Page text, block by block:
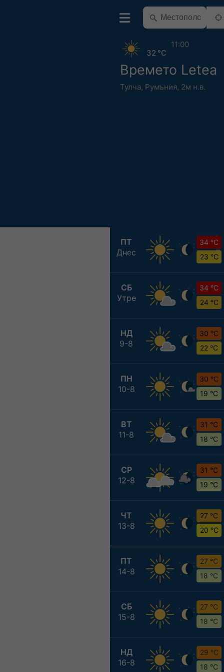
Времето Letea
Тулча, Румъния, 2м н.в.
32 °C
11:00
ПТ
Днес
34 °C
23 °C
СБ
Утре
34 °C
24 °C
НД
9-8
30 °C
22 °C
ПН
10-8
30 °C
19 °C
ВТ
11-8
31 °C
18 °C
СР
12-8
31 °C
19 °C
ЧТ
13-8
27 °C
20 °C
ПТ
14-8
27 °C
18 °C
СБ
15-8
27 °C
18 °C
НД
16-8
29 °C
18 °C